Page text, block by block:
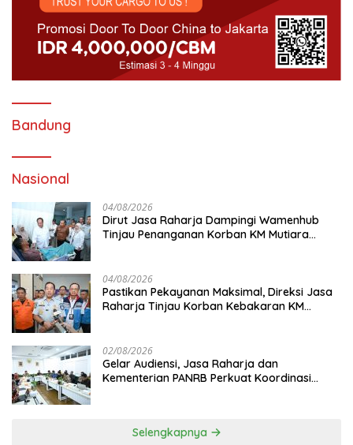
Bandung
Nasional
04/08/2026
Dirut Jasa Raharja Dampingi Wamenhub
Tinjau Penanganan Korban KM Mutiara
04/08/2026
Pastikan Pekayanan Maksimal, Direksi Jasa
Raharja Tinjau Korban Kebakaran KM
02/08/2026
Gelar Audiensi, Jasa Raharja dan
Kementerian PANRB Perkuat Koordinasi
Selengkapnya